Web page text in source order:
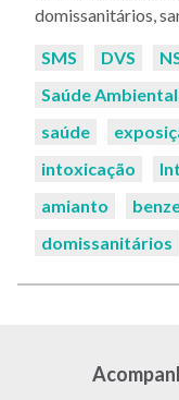
domissanitários,
Palavras-
SMS DVS
Saúde Ambiental
saúde
intoxicação
amianto
domissanitários